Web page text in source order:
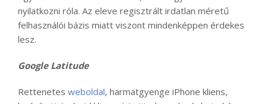
nyilatkozni róla. Az eleve regisztrált irdatlan méretű
felhasználói bázis miatt viszont mindenképpen érdekes
lesz.
Google Latitude
Rettenetes weboldal, harmatgyenge iPhone kliens,